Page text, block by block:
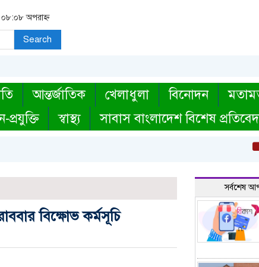
অপরাহ্ন
Search
আন্তর্জাতিক খেলাধুলা বিনোদন
প্রযুক্তি স্বাস্থ্য সাবাস বাংলাদেশ বিশেষ
বিক্ষোভ কর্মসূচি
সর্বশেষ